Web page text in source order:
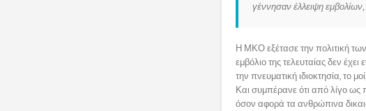
γέννησαν έλλειψη
Η ΜΚΟ εξέτασε την πολιτική
εμβόλιο της τελευταίας δεν
την πνευματική ιδιοκτησία, το
Και συμπέρανε ότι από λίγο ως
όσον αφορά τα ανθρώπινα